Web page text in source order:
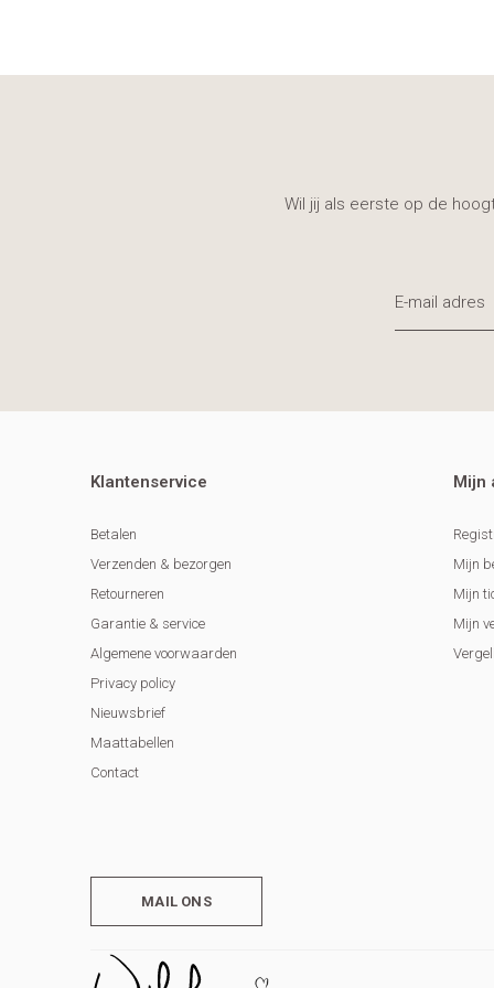
Wil jij als eerste op de
Klantenservice
Betalen
Verzenden & bezorgen
Retourneren
Garantie & service
Algemene voorwaarden
Privacy policy
Nieuwsbrief
Maattabellen
Contact
Mijn
Mijn
Mijn
Mijn
MAIL ONS